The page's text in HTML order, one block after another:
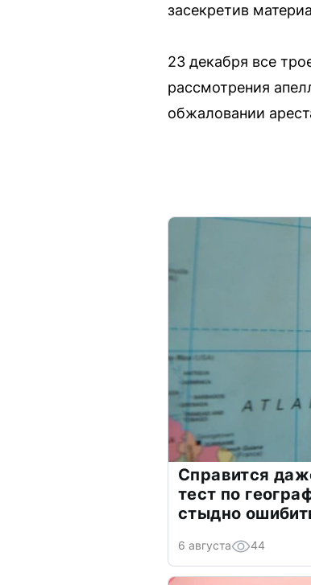
засекретив
23 декабря все
рассмотрения
обжаловании
Справится
тест по
стыдно
6 августа 44